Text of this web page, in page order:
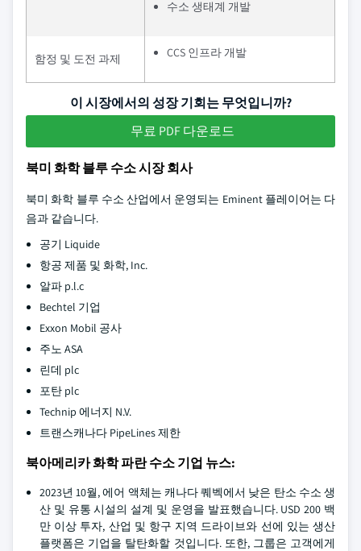
수소 생태계 개발
함정 및 도전 과제 CCS 인프라 개발
이 시장에서의 성장 기회는 무엇입니까?
무료 PDF 다운로드
북미 화학 블루 수소 시장 회사
북미 화학 블루 수소 산업에서 운영되는 Eminent 플레이어는 다
음과 같습니다.
공기 Liquide
항공 제품 및 화학, Inc.
알파 p.l.c
Bechtel 기업
Exxon Mobil 공사
주노 ASA
린데 plc
포탄 plc
Technip 에너지 N.V.
트랜스캐나다 PipeLines 제한
북아메리카 화학 파란 수소 기업 뉴스:
2023년 10월, 에어 액체는 캐나다 퀘벡에서 낮은 탄소 수소 생
산 및 유통 시설의 설계 및 운영을 발표했습니다. USD 200 백
만 이상 투자, 산업 및 항구 지역 드라이브와 선에 있는 생산
플랫폼은 기업을 탈탄화할 것입니다. 또한, 그룹은 고객에게